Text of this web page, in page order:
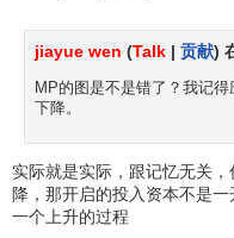
jiayue wen (Talk | 贡献)
MP的图是不是错了？我记
下降。
实际就是实际，跟记忆无关
降，那开启的投入资本不是
一个上升的过程